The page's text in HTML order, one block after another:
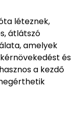
léteznek,
átlátszó
amelyek
és
a kezdő